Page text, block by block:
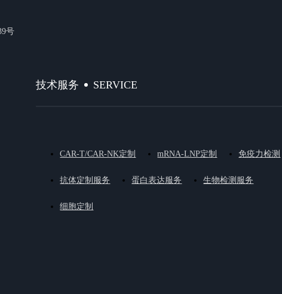
号
技术服务 SERVICE
CAR-T/CAR-NK定制 mRNA-LNP定制 免疫力检测
抗体定制服务 蛋白表达服务 生物检测服务
细胞定制